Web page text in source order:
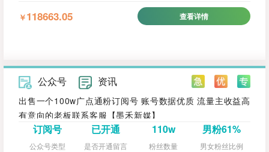
￥118663.05 查看详情
公众号 资讯
出售一个100w广点通粉订阅号 账号数据优质 流量主收益高
有意向的老板联系客服【墨禾新媒】
订阅号
公众号类型
已开通
是否开通留言
110w
粉丝数量
男粉61%
男女粉丝比例